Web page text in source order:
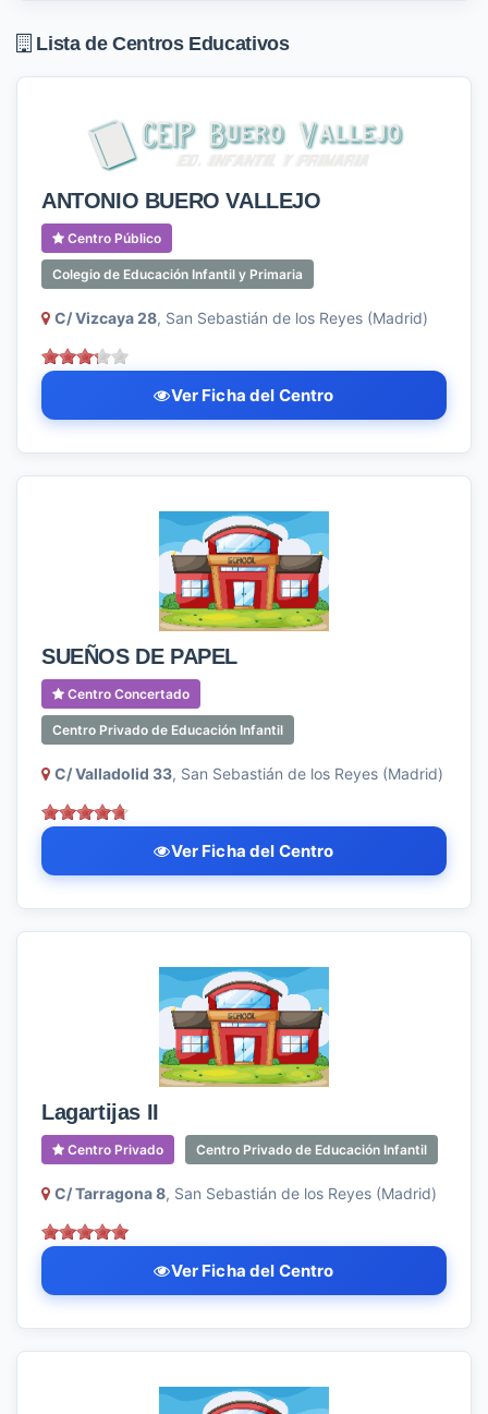
Lista de Centros Educativos
ANTONIO BUERO VALLEJO
Centro Público
Colegio de Educación Infantil y Primaria
C/ Vizcaya 28, San Sebastián de los Reyes (Madrid)
Ver Ficha del Centro
SUEÑOS DE PAPEL
Centro Concertado
Centro Privado de Educación Infantil
C/ Valladolid 33, San Sebastián de los Reyes (Madrid)
Ver Ficha del Centro
Lagartijas II
Centro Privado Centro Privado de Educación Infantil
C/ Tarragona 8, San Sebastián de los Reyes (Madrid)
Ver Ficha del Centro